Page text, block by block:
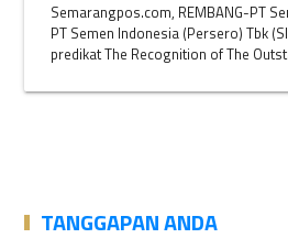
Semarangpos.com, REMBANG-PT
PT Semen Indonesia (Persero) Tbk
predikat The Recognition of The
TANGGAPAN ANDA